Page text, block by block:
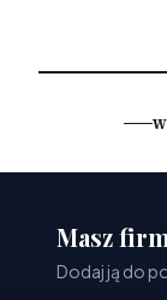
Masz
Dodaj ją do